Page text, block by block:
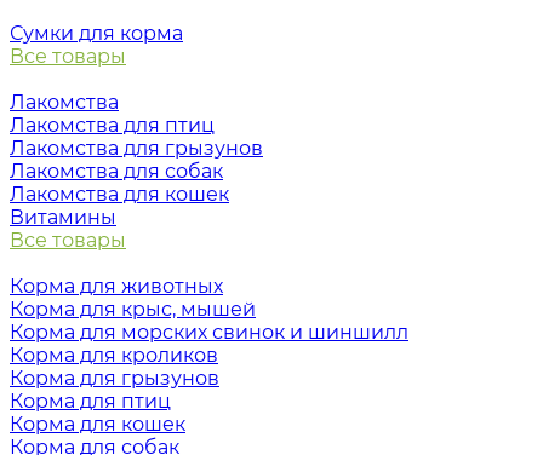
Сумки для корма
Все товары
Лакомства
Лакомства для птиц
Лакомства для грызунов
Лакомства для собак
Лакомства для кошек
Витамины
Все товары
Корма для животных
Корма для крыс, мышей
Корма для морских свинок и шиншилл
Корма для кроликов
Корма для грызунов
Корма для птиц
Корма для кошек
Корма для собак